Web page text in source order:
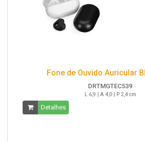
Fone de Ouvido Auricular
DRTMGTEC539
L 6,9 | A 4,0 | P 2,4 cm
Detalhes